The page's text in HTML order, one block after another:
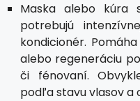
Maska alebo
potrebujú
kondicionér.
alebo regeneráciu
či fénovaní.
podľa stavu vlasov a